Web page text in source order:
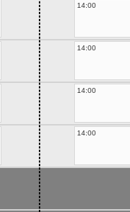
14:00
14:00
14:00
14:00